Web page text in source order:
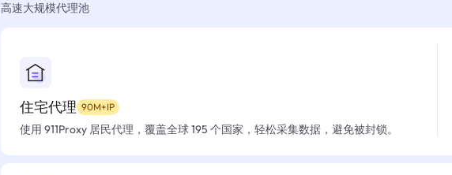
高速大规模代理池
住宅代理 90M+IP
使用 911Proxy 居民代理，覆盖全球 195 个国家，轻松采集数据，避免被封锁。